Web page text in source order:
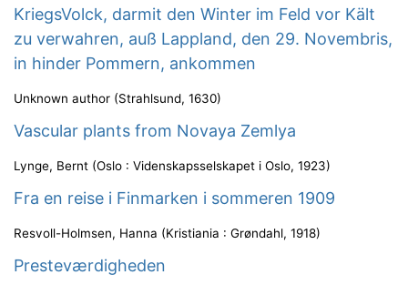
KriegsVolck, darmit den Winter im Feld vor Kält
zu verwahren, auß Lappland, den 29. Novembris,
in hinder Pommern, ankommen
Unknown author (Strahlsund, 1630)
Vascular plants from Novaya Zemlya
Lynge, Bernt (Oslo : Videnskapsselskapet i Oslo, 1923)
Fra en reise i Finmarken i sommeren 1909
Resvoll-Holmsen, Hanna (Kristiania : Grøndahl, 1918)
Presteværdigheden